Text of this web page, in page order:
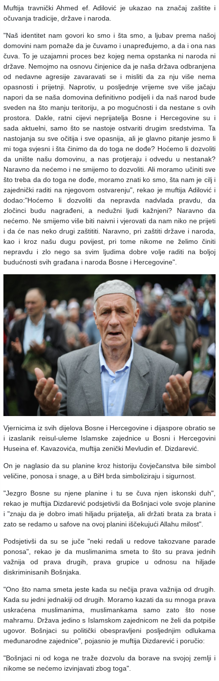
Muftija travnički Ahmed ef. Adilović je ukazao na značaj zaštite i
očuvanja tradicije, države i naroda.
"Naš identitet nam govori ko smo i šta smo, a ljubav prema našoj
domovini nam pomaže da je čuvamo i unapređujemo, a da i ona nas
čuva. To je uzajamni proces bez kojeg nema opstanka ni naroda ni
države. Nemojmo na osnovu činjenice da je naša država odbranjena
od nedavne agresije zavaravati se i misliti da za nju više nema
opasnosti i prijetnji. Naprotiv, u posljednje vrijeme sve više jačaju
napori da se naša domovina definitivno podijeli i da naš narod bude
sveden na što manju teritoriju, a po mogućnosti i da nestane s ovih
prostora. Dakle, ratni cijevi neprijatelja Bosne i Hercegovine su i
sada aktuelni, samo što se nastoje ostvariti drugim sredstvima. Ta
nastojanja su sve očitija i sve opasnija, ali je glavno pitanje jesmo li
mi toga svjesni i šta činimo da do toga ne dođe? Hoćemo li dozvoliti
da unište našu domovinu, a nas protjeraju i odvedu u nestanak?
Naravno da nećemo i ne smijemo to dozvoliti. Ali moramo učiniti sve
što treba da do toga ne dođe, moramo znati ko smo, šta nam je cilj i
zajednički raditi na njegovom ostvarenju", rekao je muftija Adilović i
dodao:"Hoćemo li dozvoliti da nepravda nadvlada pravdu, da
zločinci budu nagrađeni, a nedužni ljudi kažnjeni? Naravno da
nećemo. Ne smijemo više biti naivni i vjerovati da nam niko ne prijeti
i da će nas neko drugi zaštititi. Naravno, pri zaštiti države i naroda,
kao i kroz našu dugu povijest, pri tome nikome ne želimo činiti
nepravdu i zlo nego sa svim ljudima dobre volje raditi na boljoj
budućnosti svih građana i naroda Bosne i Hercegovine".
Vjernicima iz svih dijelova Bosne i Hercegovine i dijaspore obratio se
i izaslanik reisul-uleme Islamske zajednice u Bosni i Hercegovini
Huseina ef. Kavazovića, muftija zenički Mevludin ef. Dizdarević.
On je naglasio da su planine kroz historiju čovječanstva bile simbol
veličine, ponosa i snage, a u BiH brda simboliziraju i sigurnost.
"Jezgro Bosne su njene planine i tu se čuva njen iskonski duh",
rekao je muftija Dizdarević podsjetivši da Bošnjaci vole svoje planine
i "znaju da je dobro imati hiljadu prijatelja, ali držati brata za brata i
zato se redamo u safove na ovoj planini iščekujući Allahu milost".
Podsjetivši da su se juče "neki redali u redove takozvane parade
ponosa", rekao je da muslimanima smeta to što su prava jednih
važnija od prava drugih, prava grupice u odnosu na hiljade
diskriminisanih Bošnjaka.
"Ono što nama smeta jeste kada su nečija prava važnija od drugih.
Kada su jedni jednakiji od drugih. Moramo kazati da su mnoga prava
uskraćena muslimanima, muslimankama samo zato što nose
mahramu. Država jedino s Islamskom zajednicom ne želi da potpiše
ugovor. Bošnjaci su politički obespravljeni posljednjim odlukama
međunarodne zajednice", pojasnio je muftija Dizdarević i poručio:
"Bošnjaci ni od koga ne traže dozvolu da borave na svojoj zemlji i
nikome se nećemo izvinjavati zbog toga".